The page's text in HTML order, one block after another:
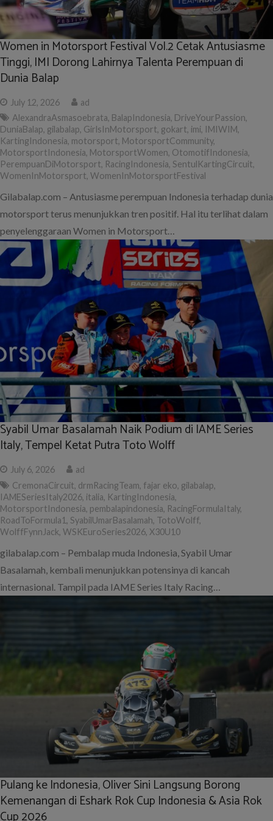
Women in Motorsport Festival Vol.2 Cetak Antusiasme
Tinggi, IMI Dorong Lahirnya Talenta Perempuan di
Dunia Balap
July 12, 2026
ad
AlexandraAsmasoebrata, BalapIndonesia, DriveYourPassion,
DuniaBalap, gilabalap, GirlsInMotorsport, gokart, imi, IMIWIM,
KartingIndonesia, motorsport, MotorsportCommunity,
MotorsportIndonesia, MotorsportWomen, OtomotifIndonesia,
PerempuanDiMotorsport, RacingIndonesia, SentulKartingCircuit,
WomenInMotorsport, WomenInMotorsportFestival
Gilabalap.com – Antusiasme perempuan Indonesia terhadap dunia
motorsport terus menunjukkan tren positif. Hal itu terlihat dalam
penyelenggaraan Women in Motorsport…
Syabil Umar Basalamah Naik Podium di IAME Series
Italy, Tempel Ketat Putra Toto Wolff
July 6, 2026
ad
CremonaCircuit, drmRacingTeam, fajar eko, gilabalap,
IAMESeriesItaly2026, italia, KartingIndonesia,
MotorsportIndonesia, pembalapindonesia, RacingFormulaItaly,
RoadToFormula1 , SyabilUmarBasalamah, TotoWolff,
WolffFynnJack, WSKEuroSeries2026, X30U10
gilabalap.com – Pembalap muda Indonesia, Syabil Umar
Basalamah, kembali menunjukkan potensinya di kancah
internasional. Tampil pada IAME Series Italy Racing…
Pulang ke Indonesia, Oliver Sini Langsung Borong
Kemenangan di Eshark Rok Cup Indonesia & Asia Rok